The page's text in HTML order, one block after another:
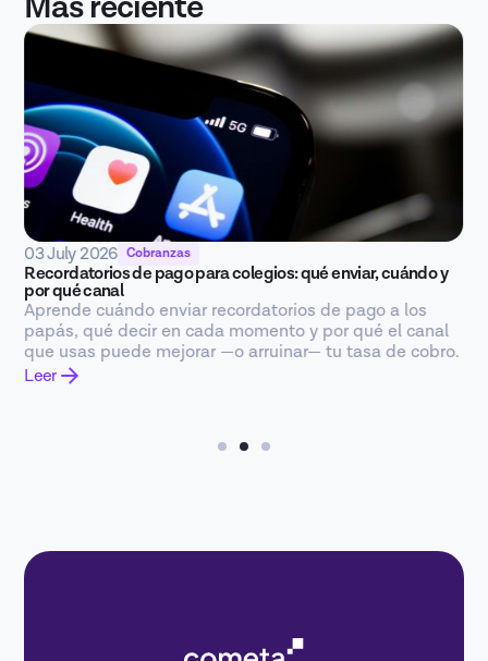
03 July 2026 Cobranzas
Recordatorios de pago para colegios: qué enviar, cuándo y
por qué canal
Aprende cuándo enviar recordatorios de pago a los
papás, qué decir en cada momento y por qué el canal
que usas puede mejorar —o arruinar— tu tasa de cobro.
Leer